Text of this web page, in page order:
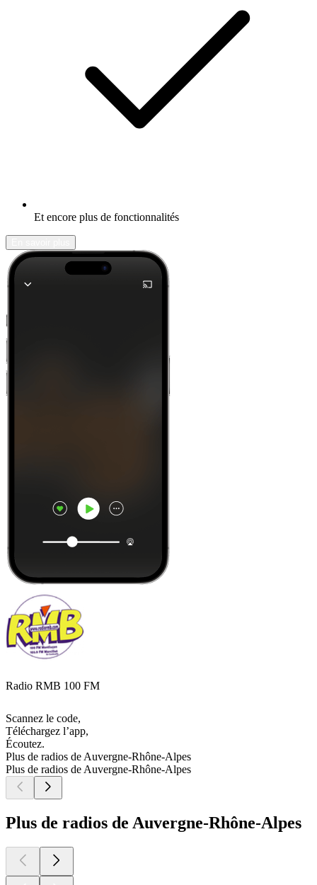
Et encore plus de fonctionnalités
Radio RMB 100 FM
Scannez le code,
Téléchargez l’app,
Écoutez.
Plus de radios de Auvergne-Rhône-Alpes
Plus de radios de Auvergne-Rhône-Alpes
Plus de radios de Auvergne-Rhône-Alpes